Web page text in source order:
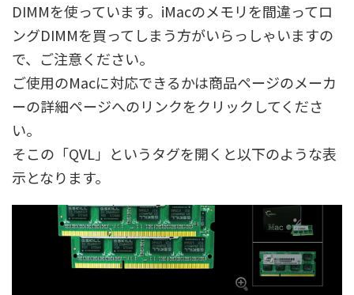
DIMMを使っています。iMacのメモリを間違ってロ
ングDIMMを買ってしまう方がいらっしゃいますの
で、ご注意ください。
ご使用のMacに対応できるかは商品ページのメーカ
ーの詳細ページへのリンクをクリックしてくださ
い。
そこの「QVL」というタグを開くと以下のような表
示となります。